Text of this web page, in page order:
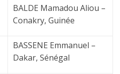
BALDE Mamadou Aliou –
Conakry, Guinée
BASSENE Emmanuel –
Dakar, Sénégal